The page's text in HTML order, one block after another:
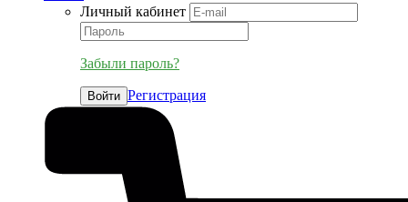
Личный кабинет
Забыли пароль?
Войти Регистрация